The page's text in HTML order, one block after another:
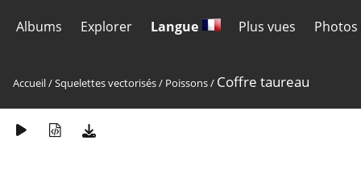
Albums Explorer Langue Plus vues
Accueil/Squelettes vectorisés/ Poissons/ Coffre taureau